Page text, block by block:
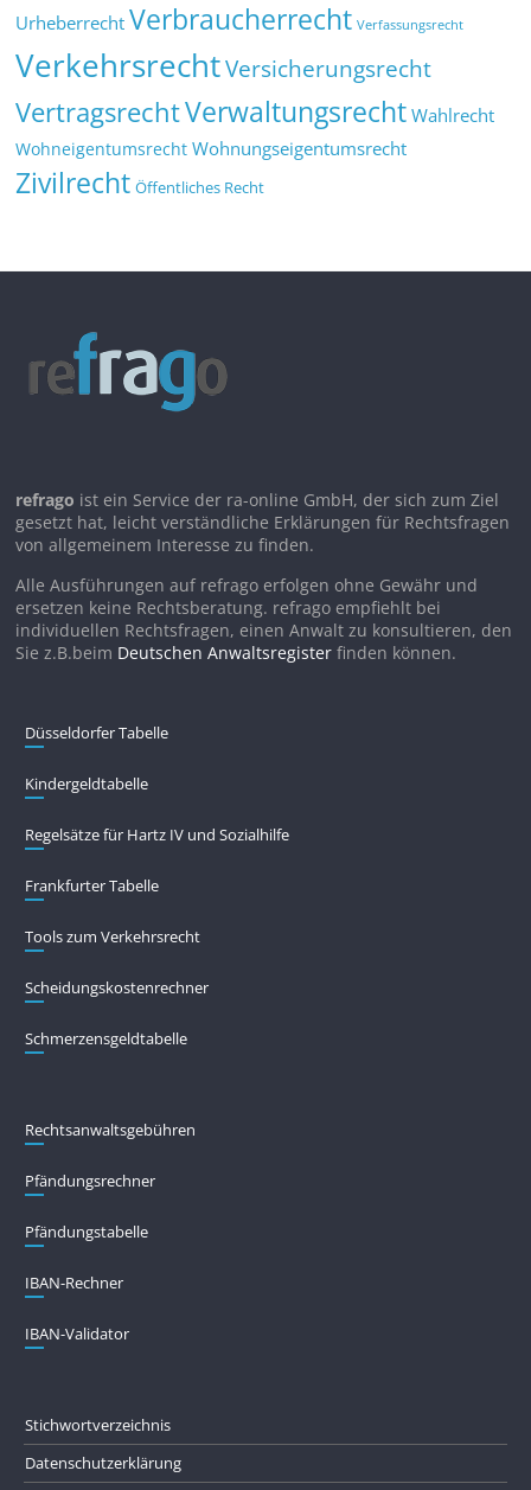
Urheberrecht Verbraucherrecht Verfassungsrecht
VerkehrsrechtVersicherungsrecht
VertragsrechtVerwaltungsrecht Wahlrecht
Wohneigentumsrecht Wohnungseigentumsrecht
Zivilrecht Öffentliches Recht
refrago ist ein Service der ra-online GmbH, der sich zum Ziel
gesetzt hat, leicht verständliche Erklärungen für Rechtsfragen
von allgemeinem Interesse zu finden.
Alle Ausführungen auf refrago erfolgen ohne Gewähr und
ersetzen keine Rechtsberatung. refrago empfiehlt bei
individuellen Rechtsfragen, einen Anwalt zu konsultieren, den
Sie z.B.beim Deutschen Anwaltsregister finden können.
Düsseldorfer Tabelle
Kindergeldtabelle
Regelsätze für Hartz IV und Sozialhilfe
Frankfurter Tabelle
Tools zum Verkehrsrecht
Scheidungskostenrechner
Schmerzensgeldtabelle
Rechtsanwaltsgebühren
Pfändungs­rechner
Pfändungs­tabelle
IBAN-Rechner
IBAN-Validator
Stichwortverzeichnis
Datenschutzerklärung